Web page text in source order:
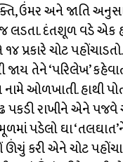
ઉંમર અને જાતિ
દંતશૂળ વડે એક
૧૪ પ્રકારે ચોટ
તેને ‘પરિલેખ’
નામે ઓળખાતી. હાથી
પકડી રાખીને એને પજવે એ
મૂળમાં પડેલો ઘા
ઊંચું કરી એને ચોટ